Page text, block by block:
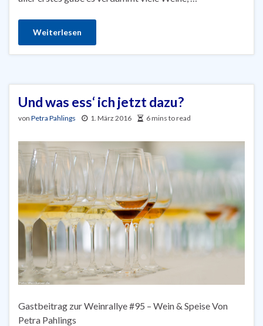
Weiterlesen
Und was ess‘ ich jetzt dazu?
von Petra Pahlings 1. März 2016 6 mins to read
Gastbeitrag zur Weinrallye #95 – Wein & Speise Von
Petra Pahlings